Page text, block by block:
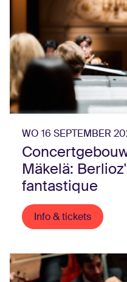
WO 16 SEPTEMBER
Mäkelä:
fantastique
Info & tickets